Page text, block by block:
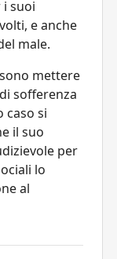
i suoi
e anche
male.
mettere
sofferenza
caso si
il suo
per
lo
al